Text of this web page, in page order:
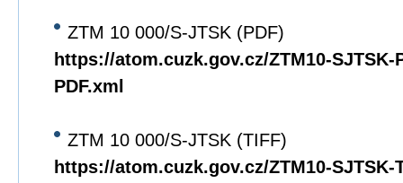
ZTM 10 000/S-JTSK (PDF)
https://atom.cuzk.gov.cz/ZTM10-SJTSK-
PDF.xml
ZTM 10 000/S-JTSK (TIFF)
https://atom.cuzk.gov.cz/ZTM10-SJTSK-